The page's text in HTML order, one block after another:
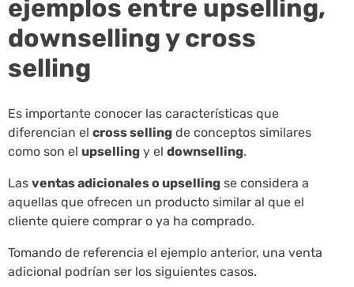
ejemplos entre upselling,
downselling y cross
selling
Es importante conocer las características que
diferencian el cross selling de conceptos similares
como son el upselling y el downselling.
Las ventas adicionales o upselling se considera a
aquellas que ofrecen un producto similar al que el
cliente quiere comprar o ya ha comprado.
Tomando de referencia el ejemplo anterior, una venta
adicional podrían ser los siguientes casos.